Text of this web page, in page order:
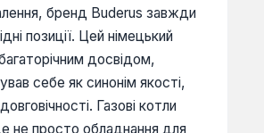
бренд Buderus завжди
позиції. Цей німецький
досвідом,
себе як синонім якості,
Газові котли
не просто обладнання для